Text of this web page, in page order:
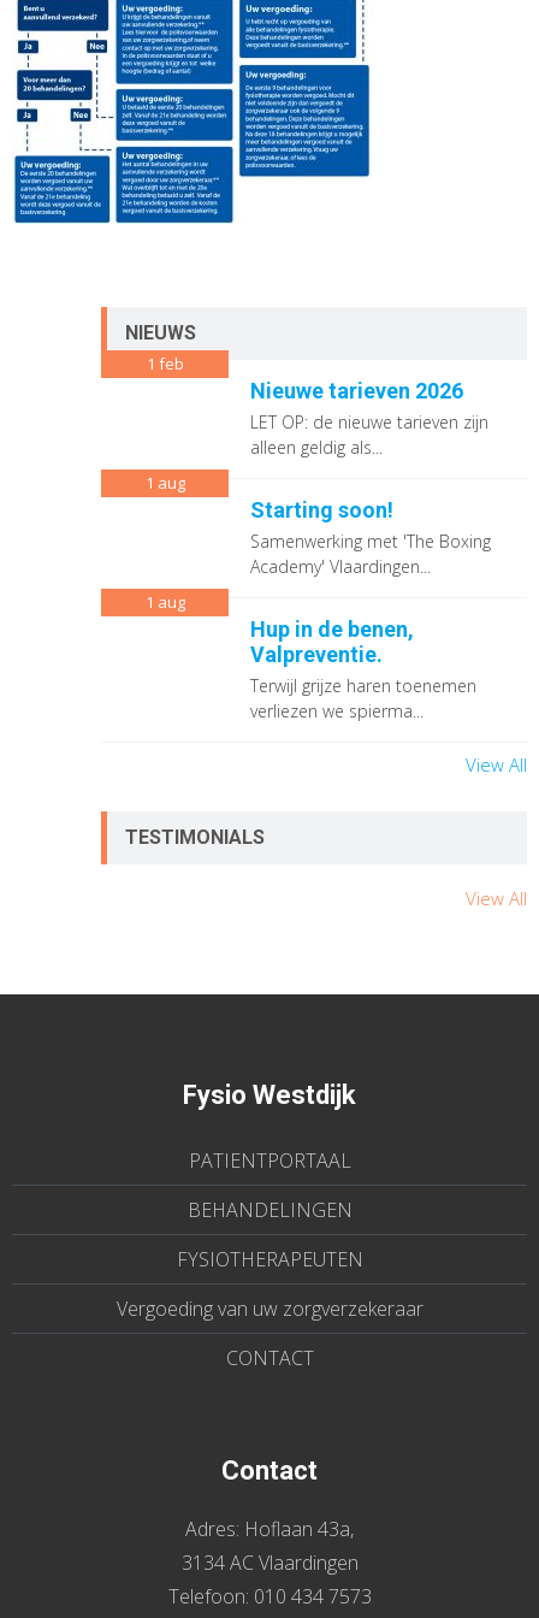
NIEUWS
1 feb
Nieuwe tarieven 2026
LET OP: de nieuwe tarieven zijn
alleen geldig als...
1 aug
Starting soon!
Samenwerking met 'The Boxing
Academy' Vlaardingen...
1 aug
Hup in de benen,
Valpreventie.
Terwijl grijze haren toenemen
verliezen we spierma...
View All
TESTIMONIALS
View All
Fysio Westdijk
PATIENTPORTAAL
BEHANDELINGEN
FYSIOTHERAPEUTEN
Vergoeding van uw zorgverzekeraar
CONTACT
Contact
Adres: Hoflaan 43a,
3134 AC Vlaardingen
Telefoon: 010 434 7573